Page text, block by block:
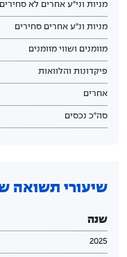
מניות וני"ע אחרים לא סחירים
מניות ונ"ע אחרים סחירים
מזומנים ושווי מזומנים
פיקדונות והלוואות
אחרים
סה"כ נכסים
שיעורי תשואה
שנה
2025